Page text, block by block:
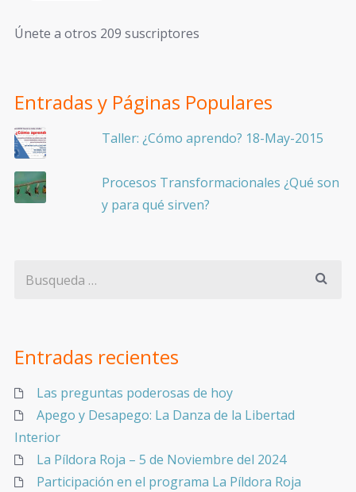
Únete a otros 209 suscriptores
Entradas y Páginas Populares
Taller: ¿Cómo aprendo? 18-May-2015
Procesos Transformacionales ¿Qué son
y para qué sirven?
Entradas recientes
Las preguntas poderosas de hoy
Apego y Desapego: La Danza de la Libertad
Interior
La Píldora Roja – 5 de Noviembre del 2024
Participación en el programa La Píldora Roja